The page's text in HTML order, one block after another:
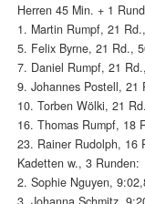
Herren 45 Min. + 1
1. Martin Rumpf, 21
5. Felix Byrne, 21 Rd.,
7. Daniel Rumpf, 21
9. Johannes Postell, 21
10. Torben Wölki, 21
16. Thomas Rumpf, 18
23. Rainer Rudolph, 16
Kadetten w., 3 Runden:
2. Sophie Nguyen,